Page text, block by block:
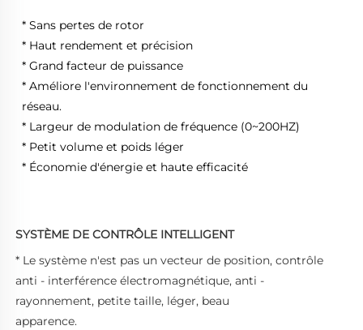
* Sans pertes de rotor
* Haut rendement et précision
* Grand facteur de puissance
* Améliore l'environnement de fonctionnement du
réseau.
* Largeur de modulation de fréquence (0~200HZ)
* Petit volume et poids léger
* Économie d'énergie et haute efficacité
SYSTÈME DE CONTRÔLE INTELLIGENT
* Le système n'est pas un vecteur de position, contrôle
anti - interférence électromagnétique, anti -
rayonnement, petite taille, léger, beau
apparence.